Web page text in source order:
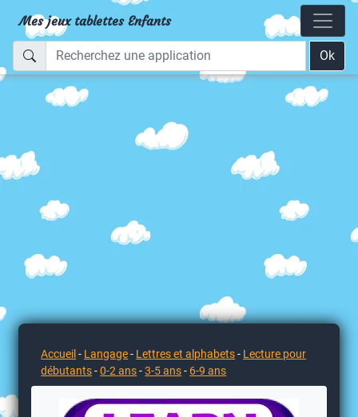
Mes jeux tablettes Enfants
Ok
Accueil - Langage- Lettres et alphabets- Lecture pour
débutants-0-2 ans-3-5 ans- 6-9 ans